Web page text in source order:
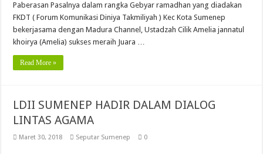
Paberasan Pasalnya dalam rangka Gebyar ramadhan yang diadakan
FKDT ( Forum Komunikasi Diniya Takmiliyah ) Kec Kota Sumenep
bekerjasama dengan Madura Channel, Ustadzah Cilik Amelia jannatul
khoirya (Amelia) sukses meraih Juara …
Read More »
LDII SUMENEP HADIR DALAM DIALOG
LINTAS AGAMA
Maret 30, 2018 Seputar Sumenep 0